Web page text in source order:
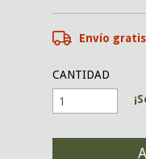
Envío gratis
CANTIDAD